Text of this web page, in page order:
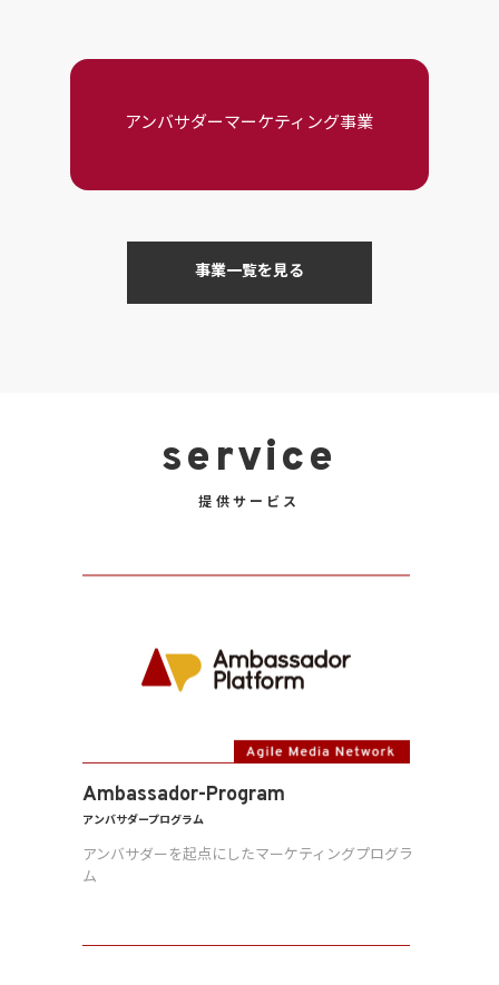
アンバサダーマーケティング事業
事業一覧を見る
service
提供サービス
Ambassador-Program
アンバサダープログラム
アンバサダーを起点にしたマーケティングプログラ
ム